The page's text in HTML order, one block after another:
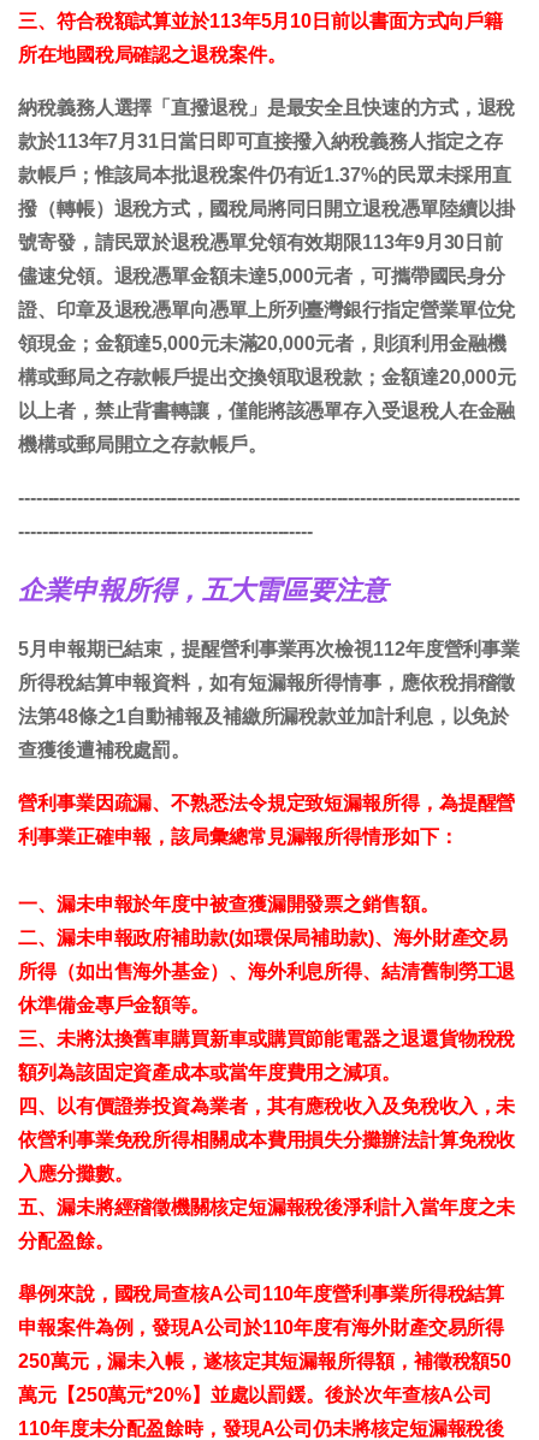
三、符合稅額試算並於113年5月10日前以書面方式向戶籍
所在地國稅局確認之退稅案件。
納稅義務人選擇「直撥退稅」是最安全且快速的方式，退稅
款於113年7月31日當日即可直接撥入納稅義務人指定之存
款帳戶；惟該局本批退稅案件仍有近1.37%的民眾未採用直
撥（轉帳）退稅方式，國稅局將同日開立退稅憑單陸續以掛
號寄發，請民眾於退稅憑單兌領有效期限113年9月30日前
儘速兌領。退稅憑單金額未達5,000元者，可攜帶國民身分
證、印章及退稅憑單向憑單上所列臺灣銀行指定營業單位兌
領現金；金額達5,000元未滿20,000元者，則須利用金融機
構或郵局之存款帳戶提出交換領取退稅款；金額達20,000元
以上者，禁止背書轉讓，僅能將該憑單存入受退稅人在金融
機構或郵局開立之存款帳戶。
-------------------------------------------------------------------------------------
--------------------------------------------------
企業申報所得，五大雷區要注意
5月申報期已結束，提醒營利事業再次檢視112年度營利事業
所得稅結算申報資料，如有短漏報所得情事，應依稅捐稽徵
法第48條之1自動補報及補繳所漏稅款並加計利息，以免於
查獲後遭補稅處罰。
營利事業因疏漏、不熟悉法令規定致短漏報所得，為提醒營
利事業正確申報，該局彙總常見漏報所得情形如下：
一、漏未申報於年度中被查獲漏開發票之銷售額。
二、漏未申報政府補助款(如環保局補助款)、海外財產交易
所得（如出售海外基金）、海外利息所得、結清舊制勞工退
休準備金專戶金額等。
三、未將汰換舊車購買新車或購買節能電器之退還貨物稅稅
額列為該固定資產成本或當年度費用之減項。
四、以有價證券投資為業者，其有應稅收入及免稅收入，未
依營利事業免稅所得相關成本費用損失分攤辦法計算免稅收
入應分攤數。
五、漏未將經稽徵機關核定短漏報稅後淨利計入當年度之未
分配盈餘。
舉例來說，國稅局查核A公司110年度營利事業所得稅結算
申報案件為例，發現A公司於110年度有海外財產交易所得
250萬元，漏未入帳，遂核定其短漏報所得額，補徵稅額50
萬元【250萬元*20%】並處以罰鍰。後於次年查核A公司
110年度未分配盈餘時，發現A公司仍未將核定短漏報稅後